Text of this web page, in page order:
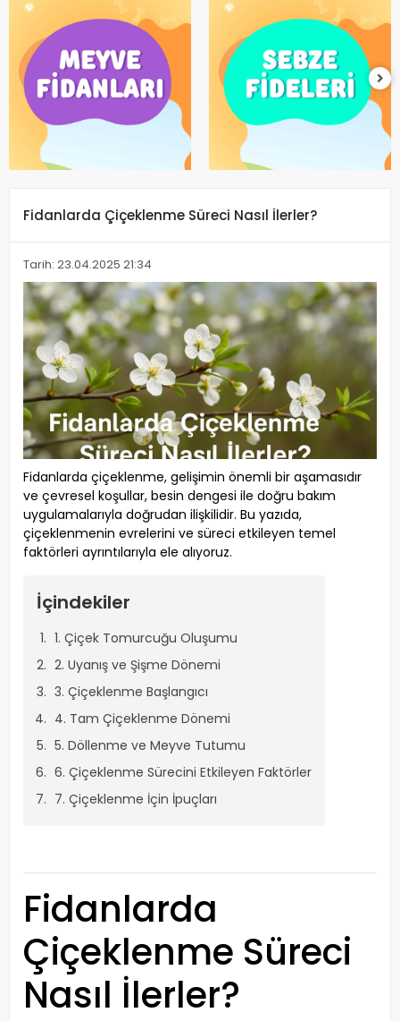
Fidanlarda Çiçeklenme Süreci Nasıl İlerler?
Tarih: 23.04.2025 21:34
Fidanlarda çiçeklenme, gelişimin önemli bir aşamasıdır
ve çevresel koşullar, besin dengesi ile doğru bakım
uygulamalarıyla doğrudan ilişkilidir. Bu yazıda,
çiçeklenmenin evrelerini ve süreci etkileyen temel
faktörleri ayrıntılarıyla ele alıyoruz.
İçindekiler
1. Çiçek Tomurcuğu Oluşumu
2. Uyanış ve Şişme Dönemi
3. Çiçeklenme Başlangıcı
4. Tam Çiçeklenme Dönemi
5. Döllenme ve Meyve Tutumu
6. Çiçeklenme Sürecini Etkileyen Faktörler
7. Çiçeklenme İçin İpuçları
Fidanlarda
Çiçeklenme Süreci
Nasıl İlerler?